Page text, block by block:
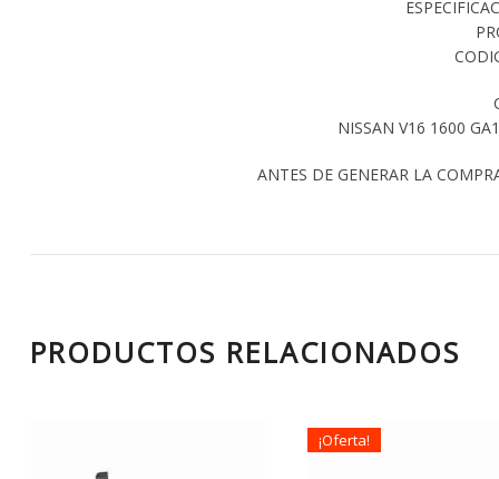
NISSAN V16 1600
ANTES DE GENERAR LA
PRODUCTOS RELACIONADOS
¡Oferta!